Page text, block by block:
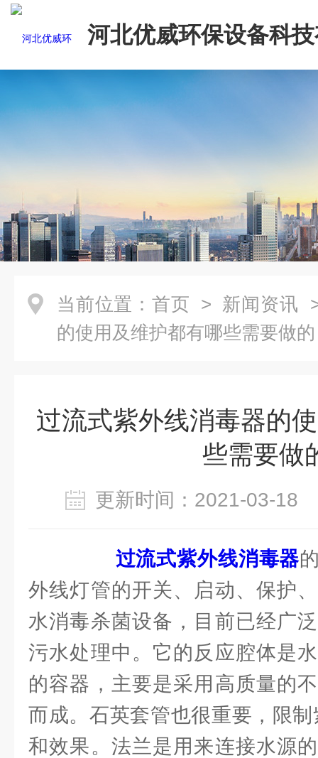
河北优威环保设备科
司
当前位置： 首页 > 新闻资讯
的使用及维护都有哪些需要做的
过流式紫外线消毒器的
些需要做
更新时间：2021-03-
过流式紫外线消毒器
外线灯管的开关、启动、保护
水消毒杀菌设备，目前已经广
污水处理中。它的反应腔体是
的容器，主要是采用高质量的
而成。石英套管也很重要，限
和效果。法兰是用来连接水源